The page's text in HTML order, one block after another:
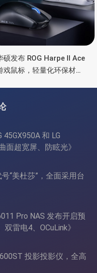
硕发布 ROG Harpe II Ace
戏鼠标，轻量化环保材
45GX950A 和 LG
面超宽屏、防眩光》
“美杜莎”，全面采用台
Pro NAS 发布开启预
双雷电4、OCuLink》
投影投影仪，全高